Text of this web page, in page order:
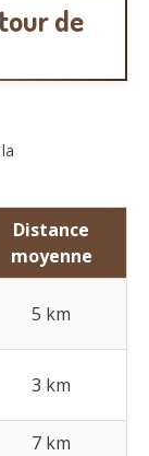
de
Distance
moyenne
5 km
3 km
7 km